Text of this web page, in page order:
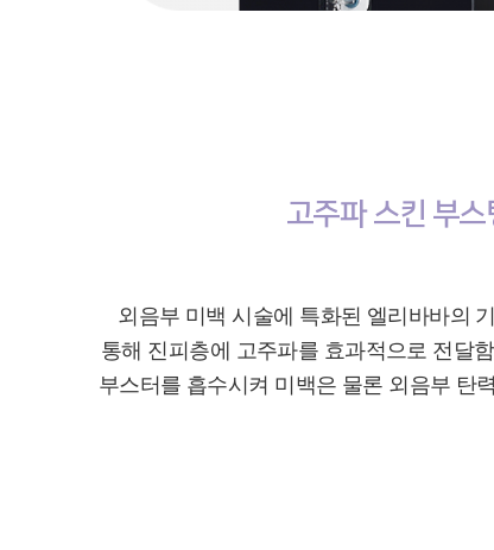
고주파 스킨 부스
외음부 미백 시술에 특화된 엘리바바의
통해 진피층에 고주파를 효과적으로 전달
부스터를 흡수시켜 미백은 물론 외음부 탄